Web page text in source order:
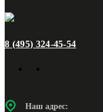
8 (495) 324-45-54
Наш адрес: